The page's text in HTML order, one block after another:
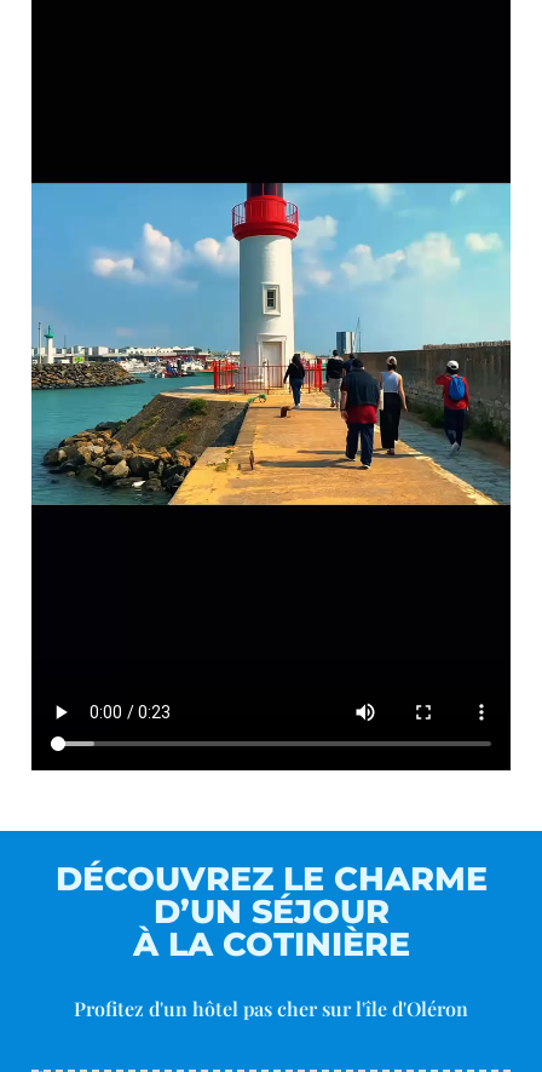
DÉCOUVREZ LE CHARME
D’UN SÉJOUR
À LA COTINIÈRE
Profitez d'un hôtel pas cher sur l'île d'Oléron